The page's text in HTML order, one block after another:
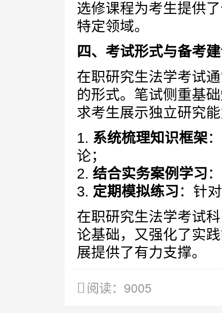
选修课程为考生提供
特定领域。
四、考试形式与备考
在职研究生法学考试
的形式。笔试侧重基
求考生展示独立研究
1. 系统梳理知识框架
论；
2. 结合实务案例学习
3. 定期模拟练习 ：针
在职研究生法学考试
论基础，又强化了实
展提供了有力支撑。
阅读：9005